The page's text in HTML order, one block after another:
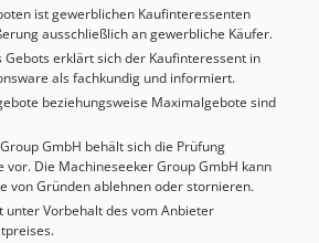
ist gewerblichen Kaufinteressenten
ausschließlich an gewerbliche Käufer.
Gebots erklärt sich der Kaufinteressent in
als fachkundig und informiert.
beziehungsweise Maximalgebote sind
GmbH behält sich die Prüfung
vor. Die Machineseeker Group GmbH kann
von Gründen ablehnen oder stornieren.
unter Vorbehalt des vom Anbieter